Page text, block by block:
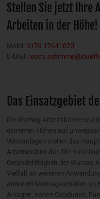
Stellen Sie jetzt Ihre
Arbeiten in der Höhe!
Mobil: 0176 17641020
E-Mail:
Das Einsatzgebiet
Die Wumag Arbeitsbühne
extremen Höhen auf
Windanlagen stellen das
Arbeitsbühne dar. Die hohe
Geländefähigkeit der Wumag
Vielfalt an weiteren
anderem Montagearbeiten an
Anlagen, hohen Gebäuden,